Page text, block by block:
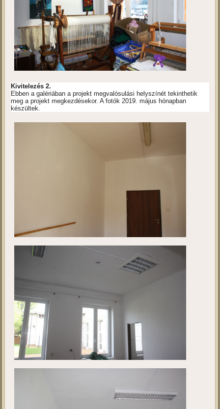
Ebben a galériában a projekt megvalósulási helyszínét tekinthetik
meg a projekt megkezdésekor. A fotók 2019. május hónapban
készültek.